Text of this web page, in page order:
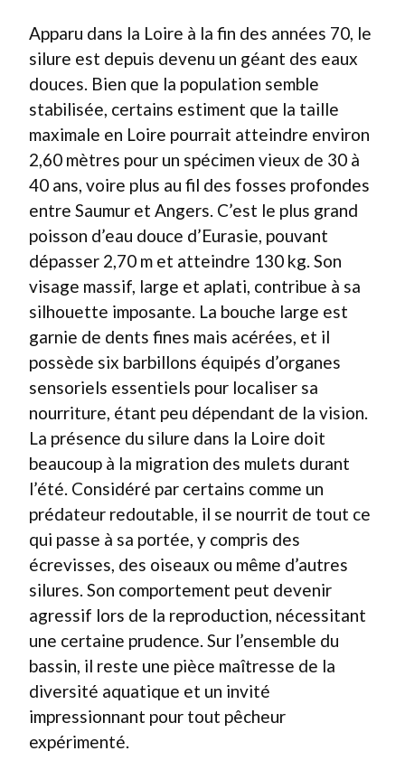
Apparu dans la Loire à la fin des années 70, le
silure est depuis devenu un géant des eaux
douces. Bien que la population semble
stabilisée, certains estiment que la taille
maximale en Loire pourrait atteindre environ
2,60 mètres pour un spécimen vieux de 30 à
40 ans, voire plus au fil des fosses profondes
entre Saumur et Angers. C’est le plus grand
poisson d’eau douce d’Eurasie, pouvant
dépasser 2,70 m et atteindre 130 kg. Son
visage massif, large et aplati, contribue à sa
silhouette imposante. La bouche large est
garnie de dents fines mais acérées, et il
possède six barbillons équipés d’organes
sensoriels essentiels pour localiser sa
nourriture, étant peu dépendant de la vision.
La présence du silure dans la Loire doit
beaucoup à la migration des mulets durant
l’été. Considéré par certains comme un
prédateur redoutable, il se nourrit de tout ce
qui passe à sa portée, y compris des
écrevisses, des oiseaux ou même d’autres
silures. Son comportement peut devenir
agressif lors de la reproduction, nécessitant
une certaine prudence. Sur l’ensemble du
bassin, il reste une pièce maîtresse de la
diversité aquatique et un invité
impressionnant pour tout pêcheur
expérimenté.